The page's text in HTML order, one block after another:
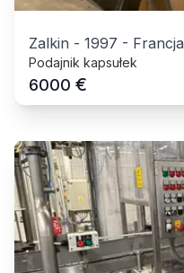
Zalkin - 1997 - Francja
Podajnik kapsułek
6000 €